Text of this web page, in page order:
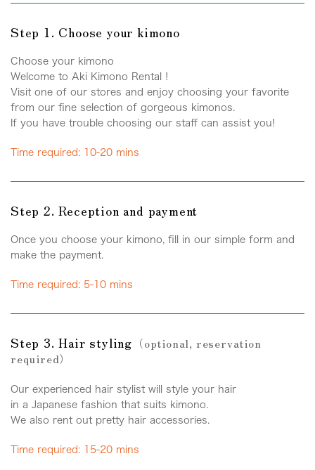
Step 1. Choose your kimono
Choose your kimono
Welcome to Aki Kimono Rental !
Visit one of our stores and enjoy choosing your favorite
from our fine selection of gorgeous kimonos.
If you have trouble choosing our staff can assist you!
Time required: 10-20 mins
Step 2. Reception and payment
Once you choose your kimono, fill in our simple form and
make the payment.
Time required: 5-10 mins
Step 3. Hair styling （optional, reservation
required）
Our experienced hair stylist will style your hair
in a Japanese fashion that suits kimono.
We also rent out pretty hair accessories.
Time required: 15-20 mins